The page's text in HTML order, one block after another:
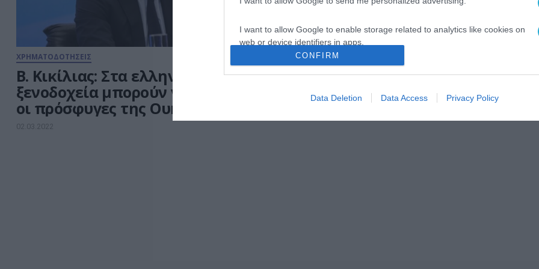
I want to allow Google to enable storage related to analytics like cookies on
web or device identifiers in apps.
I want to allow Google to enable storage related to functionality of the website
I want to allow Google to enable storage related to personalization.
CONFIRM
Data Deletion Data Access Privacy Policy
ΧΡΗΜΑΤΟΔΟΤΗΣΕΙΣ
B. Κικίλιας: Στα ελληνικά
ξενοδοχεία μπορούν να δουλέψουν
οι πρόσφυγες της Ουκρανίας
02.03.2022